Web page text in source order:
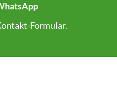
Formular.